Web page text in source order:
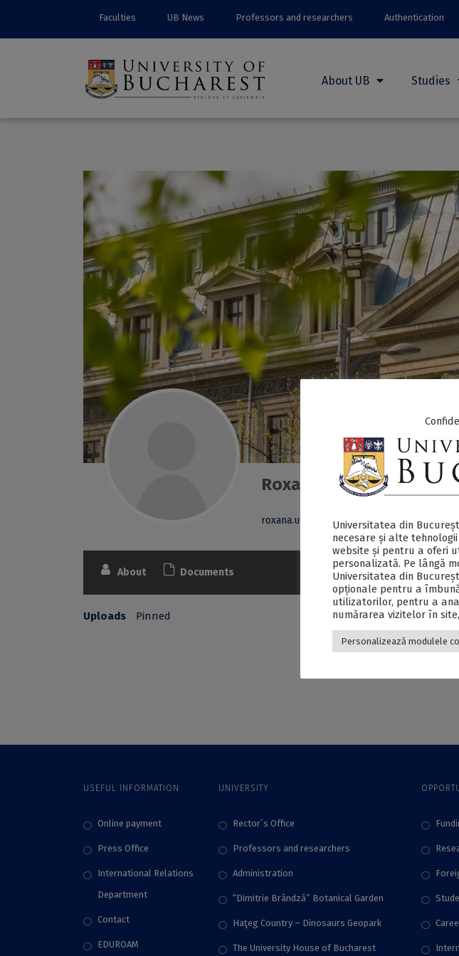
Faculties UB News Professors and researchers Authentication
About UB Studies
Roxana Utale
roxana.utale@lls.unibuc.ro
About Documents
Uploads Pinned
USEFUL INFORMATION
Online payment
Press Office
International Relations
Department
Contact
EDUROAM
UNIVERSITY
Rector`s Office
Professors and researchers
Administration
“Dimitrie Brândză” Botanical Garden
Haţeg Country – Dinosaurs Geopark
The University House of Bucharest
Universitatea din
necesare și alte
website și pentru a oferi
personalizată. Pe lângă
Universitatea din
opționale pentru a
utilizatorilor, pentru a
numărarea vizitelor în
Personalizează modulele